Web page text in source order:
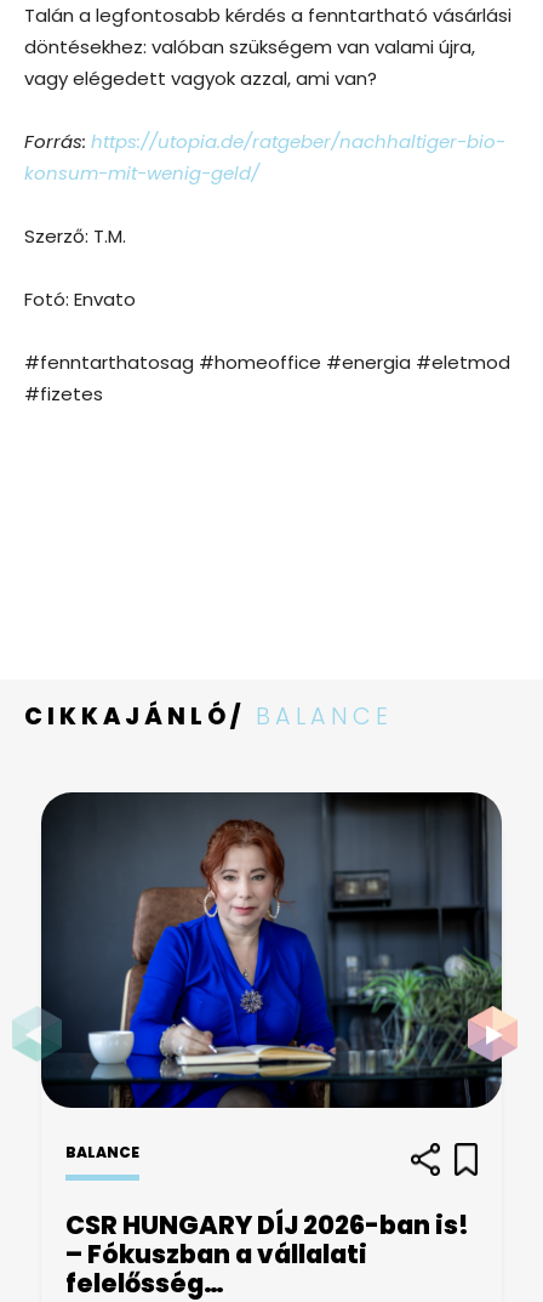
Talán a legfontosabb kérdés a fenntartható vásárlási
döntésekhez: valóban szükségem van valami újra,
vagy elégedett vagyok azzal, ami van?
Forrás: https://utopia.de/ratgeber/nachhaltiger-bio-
konsum-mit-wenig-geld/
Szerző: T.M.
Fotó: Envato
#fenntarthatosag #homeoffice #energia #eletmod
#fizetes
CIKKAJÁNLÓ/ BALANCE
BALANCE
CSR HUNGARY DÍJ 2026-ban is!
– Fókuszban a vállalati
felelősség…